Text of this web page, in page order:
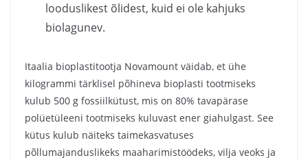
looduslikest õlidest, kuid ei ole kahjuks
biolagunev.
Itaalia bioplastitootja Novamount väidab, et ühe
kilogrammi tärklisel põhineva bioplasti tootmiseks
kulub 500 g fossiilkütust, mis on 80% tavapärase
polüetüleeni tootmiseks kuluvast ener giahulgast. See
kütus kulub näiteks taimekasvatuses
põllumajanduslikeks maaharimistöödeks, vilja veoks ja